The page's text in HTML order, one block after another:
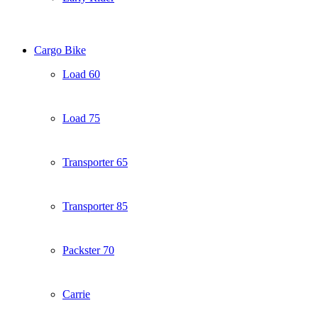
Cargo Bike
Load 60
Load 75
Transporter 65
Transporter 85
Packster 70
Carrie